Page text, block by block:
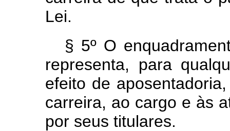
Lei.
§ 5º O
representa, para
efeito de
carreira, ao cargo e às
por seus titulares.